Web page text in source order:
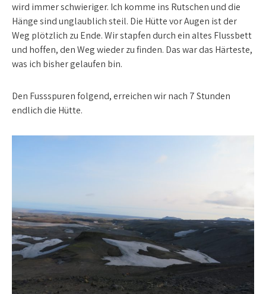
wird immer schwieriger. Ich komme ins Rutschen und die
Hänge sind unglaublich steil. Die Hütte vor Augen ist der
Weg plötzlich zu Ende. Wir stapfen durch ein altes Flussbett
und hoffen, den Weg wieder zu finden. Das war das Härteste,
was ich bisher gelaufen bin.
Den Fussspuren folgend, erreichen wir nach 7 Stunden
endlich die Hütte.